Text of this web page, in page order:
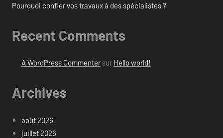
Pourquoi confier vos travaux à des spécialistes ?
Recent Comments
A WordPress Commentersur Hello world!
Archives
août 2026
juillet 2026